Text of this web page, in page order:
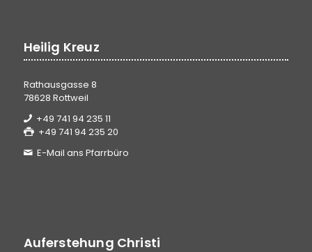
Heilig Kreuz
Rathausgasse 8
78628 Rottweil
+49 741 94 235 11
+49 741 94 235 20
E-Mail ans Pfarrbüro
Auferstehung Christi